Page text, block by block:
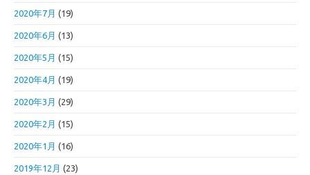
2020年7月 (19)
2020年6月 (13)
2020年5月 (15)
2020年4月 (19)
2020年3月 (29)
2020年2月 (15)
2020年1月 (16)
2019年12月 (23)